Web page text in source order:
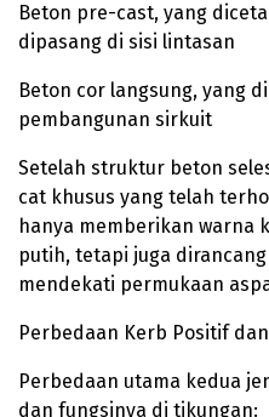
Beton pre-cast, yang
dipasang di sisi lintasan
Beton cor langsung, yang
pembangunan sirkuit
Setelah struktur beton
cat khusus yang telah
hanya memberikan warna
putih, tetapi juga
mendekati permukaan
Perbedaan Kerb Positif
Perbedaan utama kedua
dan fungsinya di tikungan: